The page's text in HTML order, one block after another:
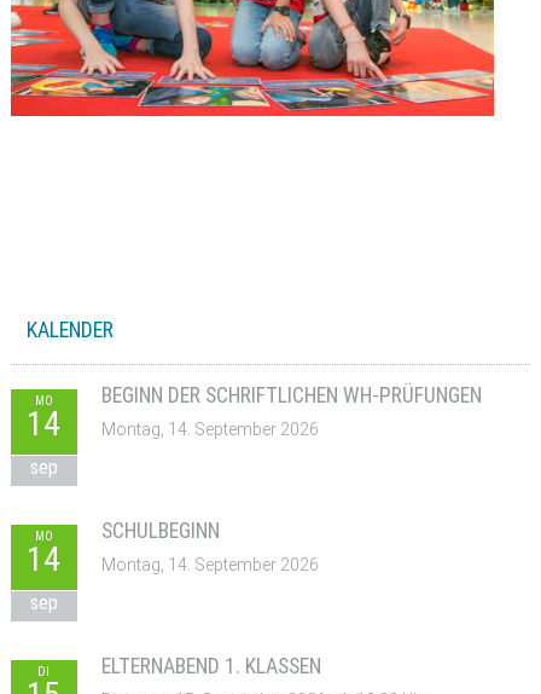
KALENDER
MO
14
sep
BEGINN DER SCHRIFTLICHEN WH-PRÜFUNGEN
Montag, 14. September 2026
MO
14
sep
SCHULBEGINN
Montag, 14. September 2026
DI ELTERNABEND 1. KLASSEN